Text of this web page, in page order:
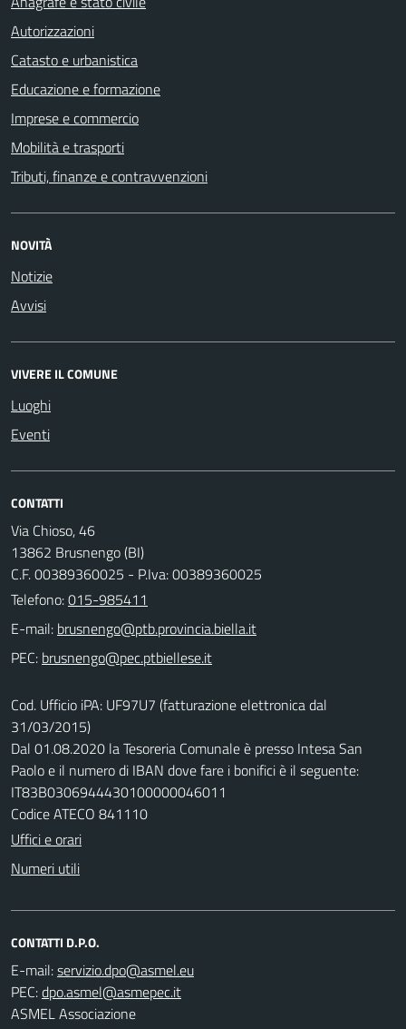
Autorizzazioni
Catasto e urbanistica
Educazione e formazione
Imprese e commercio
Mobilità e trasporti
Tributi, finanze e contravvenzioni
NOVITÀ
Notizie
Avvisi
VIVERE IL COMUNE
Luoghi
Eventi
CONTATTI
Via Chioso, 46
13862 Brusnengo (BI)
C.F. 00389360025 - P.Iva: 00389360025
Telefono:015-985411
E-mail:
PEC:
Cod. Ufficio iPA: UF97U7 (fatturazione elettronica dal
31/03/2015)
Dal 01.08.2020 la Tesoreria Comunale è presso Intesa San
Paolo e il numero di IBAN dove fare i bonifici è il seguente:
IT83B0306944430100000046011
Codice ATECO 841110
Uffici e orari
Numeri utili
CONTATTI D.P.O.
E-mail:
PEC:
ASMEL Associazione